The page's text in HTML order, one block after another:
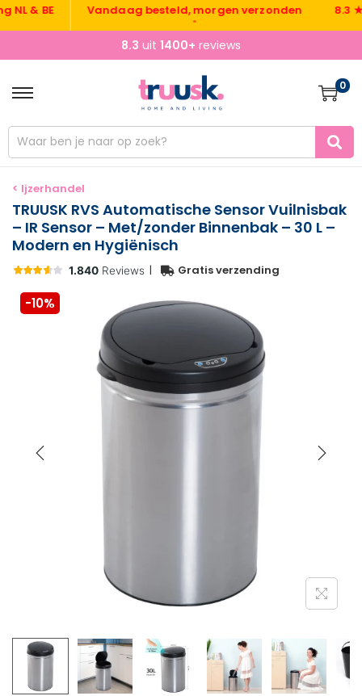
BE Vandaag besteld, morgen verzonden 8.3 ★ uit
8.3 uit 1400+ reviews
0
< Ijzerhandel
TRUUSK RVS Automatische Sensor Vuilnisbak
– IR Sensor – Met/zonder Binnenbak – 30 L –
Modern en Hygiënisch
| Gratis verzending
-10%